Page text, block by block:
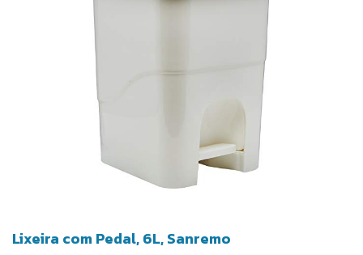
Lixeira com Pedal, 6L, Sanremo